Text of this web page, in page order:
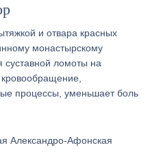
и отвара красных
монастырскому
ломоты на
процессы, уменьшает боль